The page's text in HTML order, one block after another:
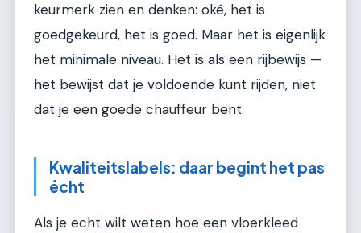
keurmerk zien en denken: oké, het is
goedgekeurd, het is goed. Maar het is eigenlijk
het minimale niveau. Het is als een rijbewijs —
het bewijst dat je voldoende kunt rijden, niet
dat je een goede chauffeur bent.
Kwaliteitslabels: daar begint het pas
écht
Als je echt wilt weten hoe een vloerkleed